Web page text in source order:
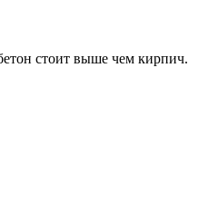
стоит выше чем кирпич.